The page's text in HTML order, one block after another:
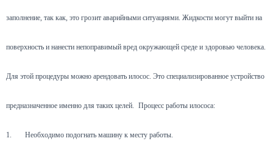
заполнение, так как, это грозит аварийными ситуациями. Жидкости могут выйти на
поверхность и нанести непоправимый вред окружающей среде и здоровью человека.
Для этой процедуры можно арендовать илосос. Это специализированное устройство
предназначенное именно для таких целей. Процесс работы илососа:
1. Необходимо подогнать машину к месту работы.